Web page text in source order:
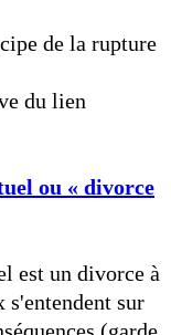
de la rupture
du lien
ou « divorce
est un divorce à
s'entendent sur